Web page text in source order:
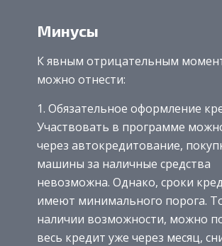
Минусы
К явным отрицательным
можно отнести:
Обязательное оформление
Участвовать в программе
через автокредитование,
машины за наличные средства
невозможна. Однако, сроки
имеют минимального порога.
наличии возможности, можно
весь кредит уже через месяц,